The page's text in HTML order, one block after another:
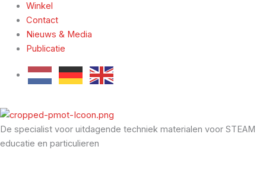
Winkel
Contact
Nieuws & Media
Publicatie
De specialist voor uitdagende techniek materialen voor STEAM
educatie en particulieren